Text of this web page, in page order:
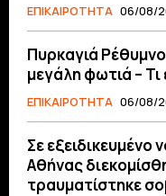
ΕΠΙΚΑΙΡΟΤΗΤΑ 06/08/
Πυρκαγιά
μεγάλη φωτιά – Τι
ΕΠΙΚΑΙΡΟΤΗΤΑ 06/08/
Σε εξειδικευμένο
Αθήνας
τραυματίστηκε